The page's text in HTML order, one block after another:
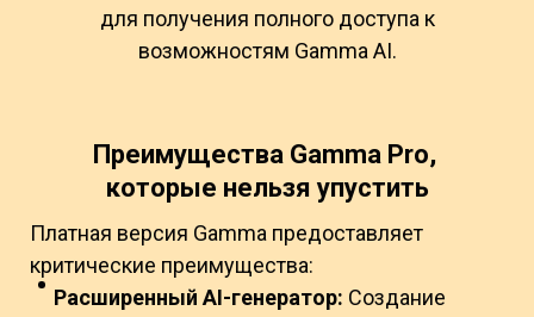
для получения полного доступа к
возможностям Gamma AI.
Преимущества Gamma Pro,
которые нельзя упустить
Платная версия Gamma предоставляет
критические преимущества:
Расширенный AI-генератор: Создание